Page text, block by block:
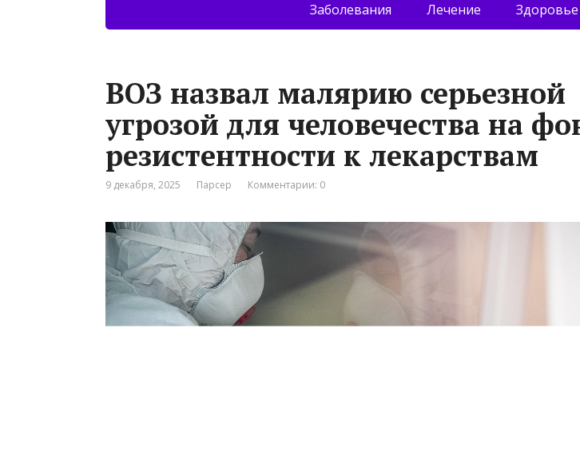
Заболевания Лечение
ВОЗ назвал малярию серьезной
угрозой для человечества на
резистентности к лекарствам
9 декабря, 2025 Парсер Комментарии: 0